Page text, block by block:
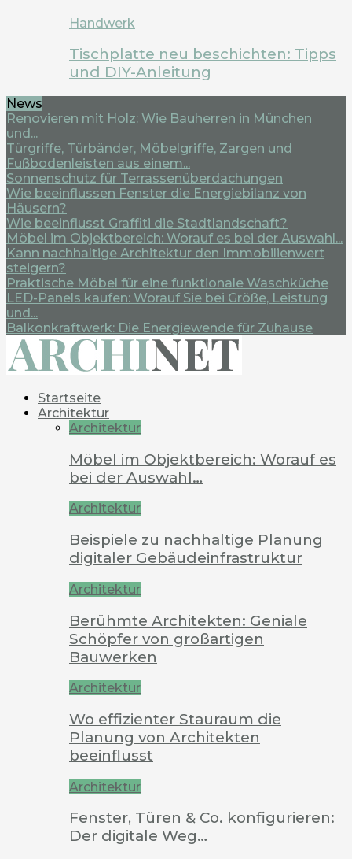
Handwerk
Tischplatte neu beschichten: Tipps
und DIY-Anleitung
News
Renovieren mit Holz: Wie Bauherren in München
und...
Türgriffe, Türbänder, Möbelgriffe, Zargen und
Fußbodenleisten aus einem...
Sonnenschutz für Terrassenüberdachungen
Wie beeinflussen Fenster die Energiebilanz von
Häusern?
Wie beeinflusst Graffiti die Stadtlandschaft?
Möbel im Objektbereich: Worauf es bei der Auswahl...
Kann nachhaltige Architektur den Immobilienwert
steigern?
Praktische Möbel für eine funktionale Waschküche
LED-Panels kaufen: Worauf Sie bei Größe, Leistung
und...
Balkonkraftwerk: Die Energiewende für Zuhause
Startseite
Architektur
Architektur
Möbel im Objektbereich: Worauf es
bei der Auswahl…
Architektur
Beispiele zu nachhaltige Planung
digitaler Gebäudeinfrastruktur
Architektur
Berühmte Architekten: Geniale
Schöpfer von großartigen
Bauwerken
Architektur
Wo effizienter Stauraum die
Planung von Architekten
beeinflusst
Architektur
Fenster, Türen & Co. konfigurieren:
Der digitale Weg…